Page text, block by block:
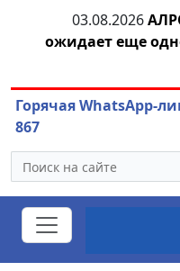
03.08.2026
ожидает еще
Горячая WhatsApp-
867